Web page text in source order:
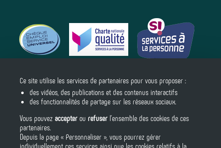
Suivez-nous
Ce site utilise les services de partenaires pour vous proposer :
des vidéos, des publications et des contenus interactifs
des fonctionnalités de partage sur les réseaux sociaux.
Vous pouvez accepter ou refuser l’ensemble des cookies de ces
partenaires.
Depuis la page « Personnaliser », vous pourrez gérer
individuellement ces services ainsi que les cookies relatifs à la